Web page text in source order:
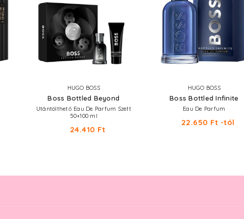
HUGO BOSS
Boss Bottled Beyond
Utántölthető Eau De Parfum Szett
50+100 ml
24.410 Ft
HUGO BOSS
Boss Bottled Infinite
Eau De Parfum
22.650 Ft -tól